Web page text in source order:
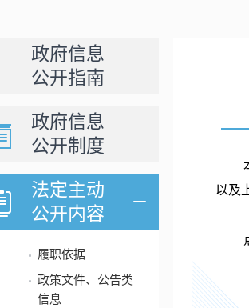
政府信息
公开指南
政府信息
公开制度
法定主动
公开内容
履职依据
政策文件、公告类
信息
以及